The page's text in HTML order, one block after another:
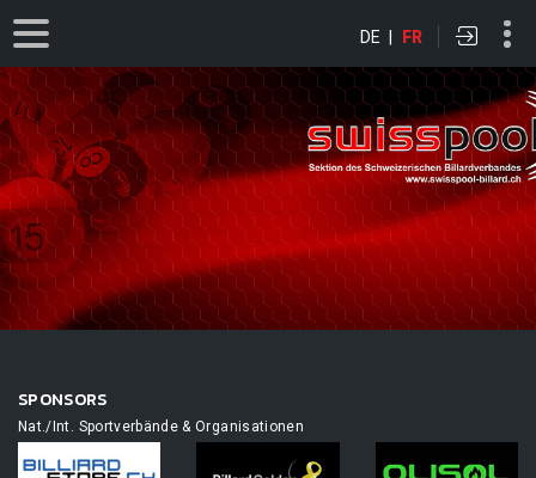
DE | FR
SPONSORS
Nat./Int. Sportverbände & Organisationen